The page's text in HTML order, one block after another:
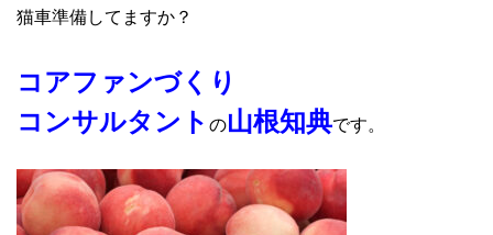
猫車準備してますか？
コアファンづくり
コンサルタント の山根知典です。